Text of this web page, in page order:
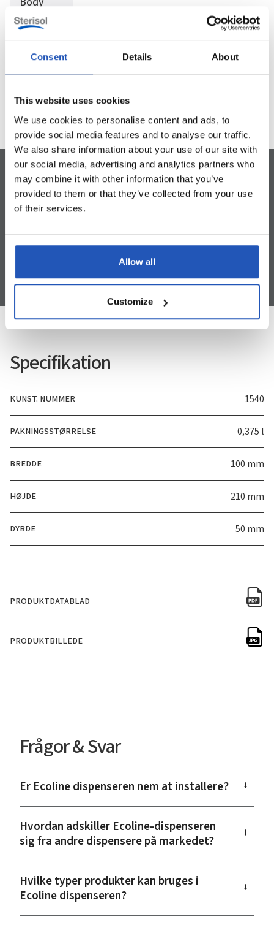
Consent Details About
This website uses cookies
We use cookies to personalise content and ads, to
provide social media features and to analyse our traffic.
We also share information about your use of our site with
our social media, advertising and analytics partners who
may combine it with other information that you’ve
provided to them or that they’ve collected from your use
of their services.
Allow all
Customize
4831
Sterisol
System
0,375l
Elegant design
Fremstillet af genbrugsplast
Let at bruge og rengøre
Specifikation
KUNST. NUMMER 1540
PAKNINGSSTØRRELSE 0,375 l
BREDDE 100 mm
HØJDE 210 mm
DYBDE 50 mm
PRODUKTDATABLAD
PRODUKTBILLEDE
Frågor & Svar
Er Ecoline dispenseren nem at installere? →
Hvordan adskiller Ecoline-dispenseren
sig fra andre dispensere på markedet?
→
Hvilke typer produkter kan bruges i
Ecoline dispenseren?
→